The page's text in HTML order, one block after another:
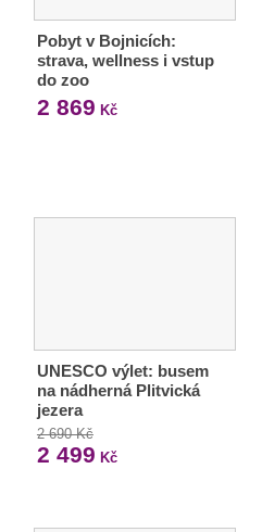
Pobyt v Bojnicích:
strava, wellness i vstup
do zoo
2 869 Kč
UNESCO výlet: busem
na nádherná Plitvická
jezera
2 690 Kč
2 499 Kč